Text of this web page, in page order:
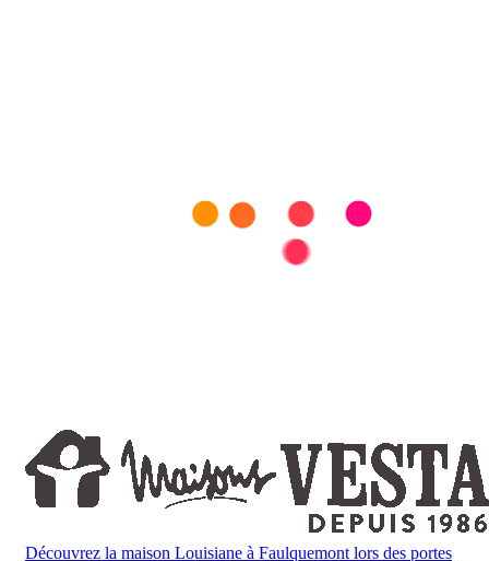
Découvrez la maison Louisiane à Faulquemont lors des portes